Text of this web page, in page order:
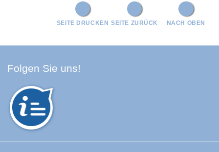
NACH OBEN
SEITE ZURÜCK
SEITE DRUCKEN
Folgen Sie uns!